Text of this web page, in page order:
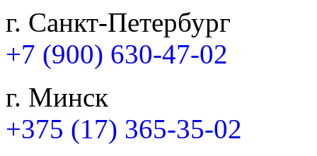
г. Санкт-Петербург
+7 (900) 630-47-02
г. Минск
+375 (17) 365-35-02